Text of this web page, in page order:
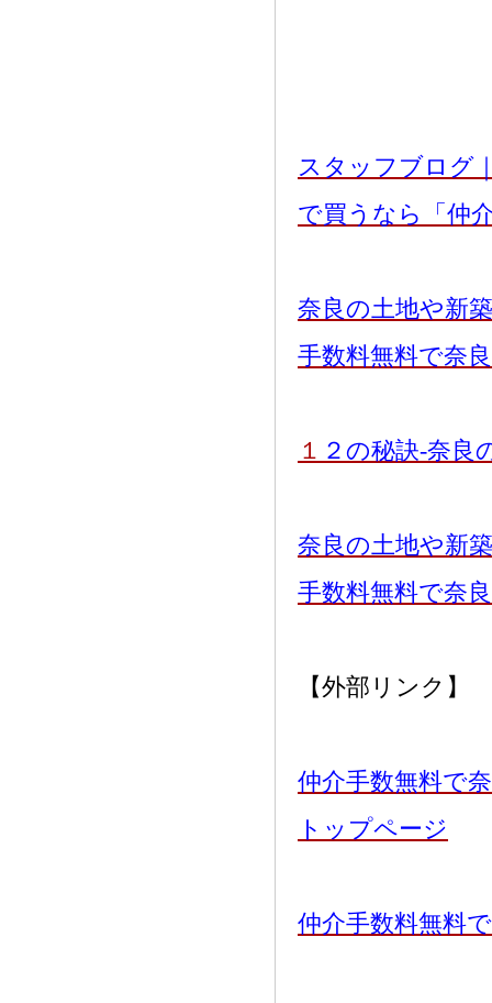
スタッフブログ
で買うなら「仲
奈良の土地や新
手数料無料で奈
１ ２の秘訣-奈良
奈良の土地や新
手数料無料で奈
【外部リンク】
仲介手数無料で
トップページ
仲介手数料無料